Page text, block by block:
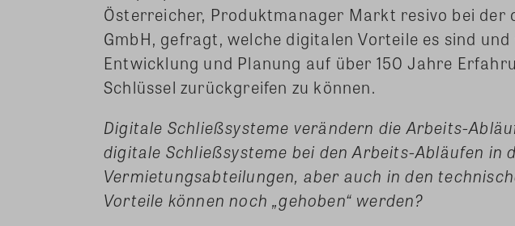
Österreicher, Produktmanager Markt resivo bei der
GmbH, gefragt, welche digitalen Vorteile es sind
Entwicklung und Planung auf über 150 Jahre
Schlüssel zurückgreifen zu können.
Digitale Schließsysteme verändern die Arbeits-
digitale Schließsysteme bei den Arbeits-Abläufen in
Vermietungsabteilungen, aber auch in den
Vorteile können noch „gehoben“ werden?